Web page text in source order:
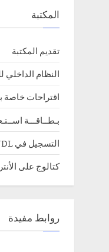
المكتبة
تقديم المكتبة
النظام الداخلي
اقتراحات خاصة
بـطــاقـــة
التسجيل في SNDL
كتالوج على
روابط مفيدة